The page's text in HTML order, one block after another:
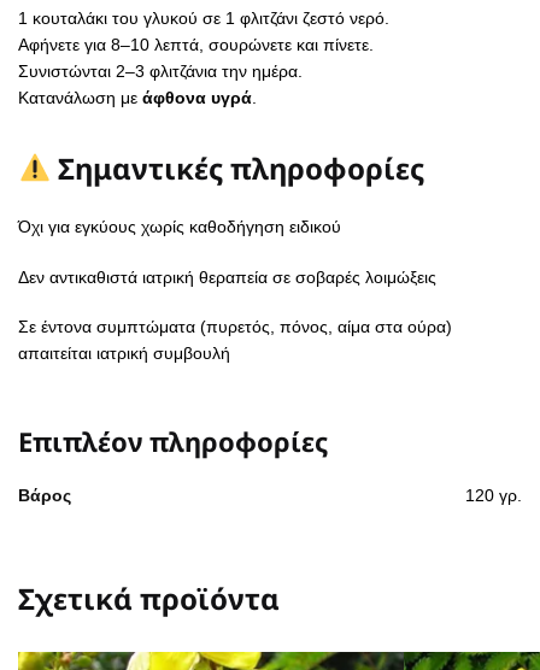
1 κουταλάκι του γλυκού σε 1 φλιτζάνι ζεστό νερό.
Αφήνετε για 8–10 λεπτά, σουρώνετε και πίνετε.
Συνιστώνται 2–3 φλιτζάνια την ημέρα.
Κατανάλωση με άφθονα υγρά
Σημαντικές πληροφορίες
Όχι για εγκύους χωρίς καθοδήγηση ειδικού
Δεν αντικαθιστά ιατρική θεραπεία σε σοβαρές λοιμώξεις
Σε έντονα συμπτώματα (πυρετός, πόνος, αίμα στα ούρα)
απαιτείται ιατρική συμβουλή
Επιπλέον πληροφορίες
Βάρος 120 γρ.
Σχετικά προϊόντα